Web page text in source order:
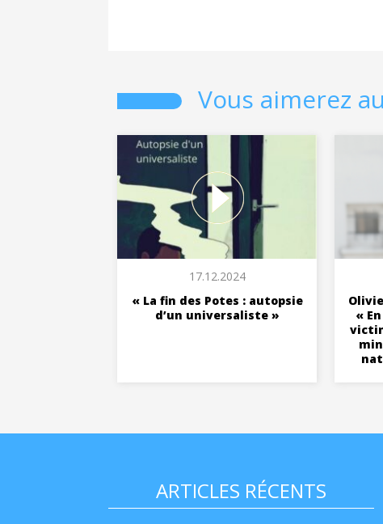
Vous aimerez
17.12.2024
« La fin des Potes : autopsie
d’un universaliste »
«
ARTICLES RÉCENTS